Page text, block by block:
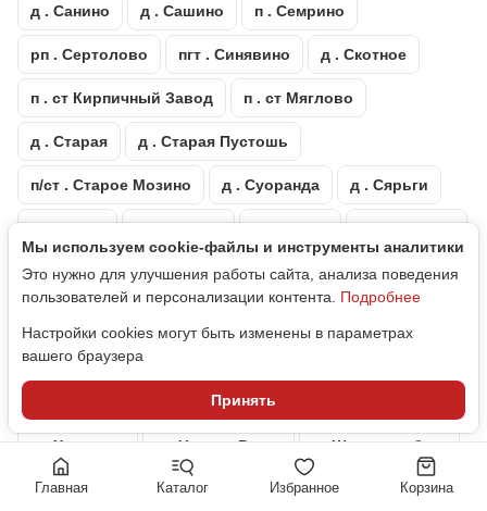
д . Санино д . Сашино п . Семрино
рп . Сертолово пгт . Синявино д . Скотное
п . ст Кирпичный Завод п . ст Мяглово
д . Старая д . Старая Пустошь
п/ст . Старое Мозино д . Суоранда д . Сярьги
д . Тавры пгт . Тайцы д . Телези п . Тельмана
массив . Тихвинка д . Токкари гп . Токсово
пгт . Ульяновка
д . Хапо-Ое
д . Хязельки д . Черная Речка г . Шлиссельбург
массив . Щеглово д . Энколово массив . Юкки
Главная Каталог Избранное Корзина
Мы используем cookie‑файлы и инструменты аналитики
Это нужно для улучшения работы сайта, анализа поведения
пользователей и персонализации контента. Подробнее
Настройки cookies могут быть изменены в параметрах
вашего браузера
Принять